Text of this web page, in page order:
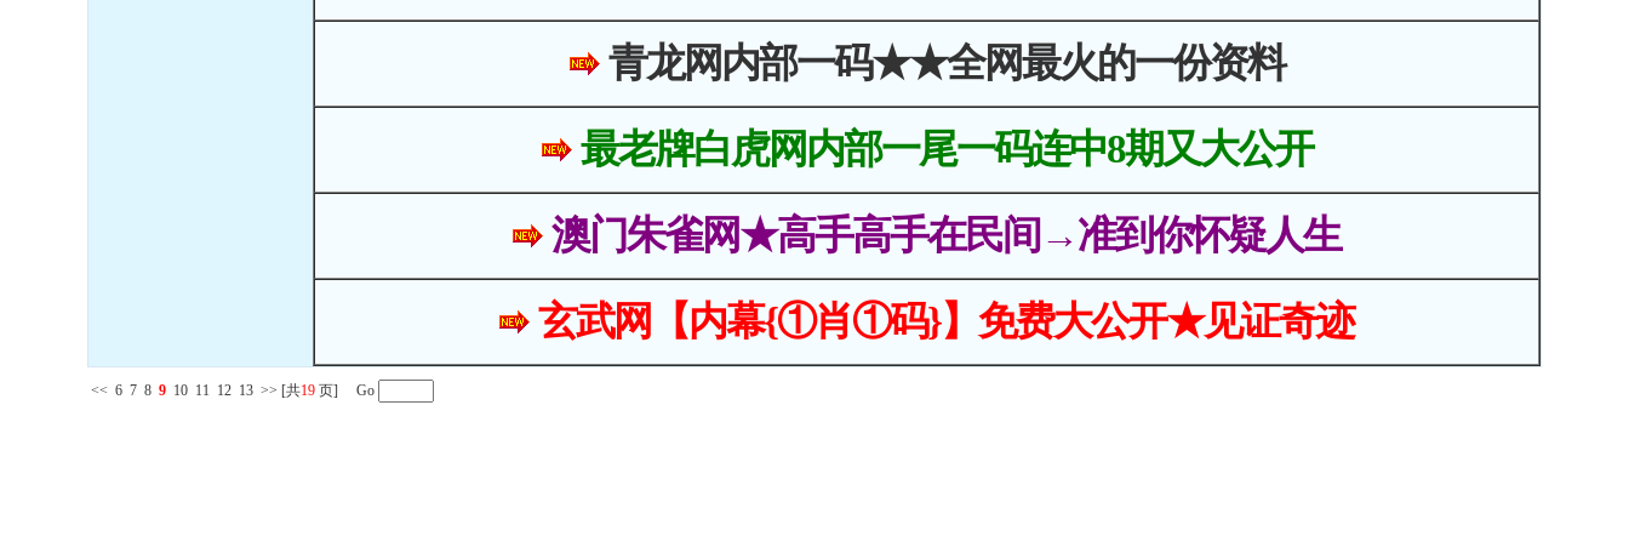
青龙网内部一码★★全网最火的一份资料
最老牌白虎网内部一尾一码连中8期又大公开
澳门朱雀网★高手高手在民间→准到你怀疑人生
玄武网【内幕{①肖①码}】免费大公开★见证奇迹
<< 6 7 8 9 10 11 12 13 >> [共19 页] Go